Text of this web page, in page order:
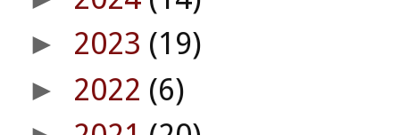
► 2023 (19)
► 2022 (6)